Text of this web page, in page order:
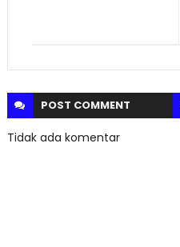
POST COMMENT
Tidak ada komentar